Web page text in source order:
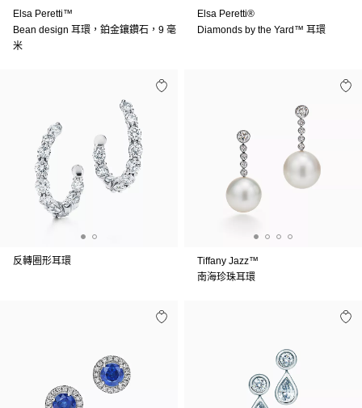
Elsa Peretti™
Bean design 耳環，鉑金鑲鑽石，9 毫
米
Elsa Peretti®
Diamonds by the Yard™ 耳環
反轉圈形耳環
Tiffany Jazz™
南海珍珠耳環